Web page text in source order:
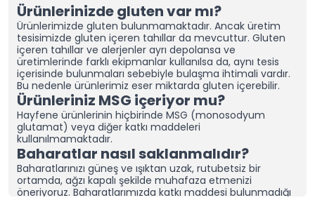
Ürünlerinizde gluten var mı?
Ürünlerimizde gluten bulunmamaktadır. Ancak üretim
tesisimizde gluten içeren tahıllar da mevcuttur. Gluten
içeren tahıllar ve alerjenler ayrı depolansa ve
üretimlerinde farklı ekipmanlar kullanılsa da, aynı tesis
içerisinde bulunmaları sebebiyle bulaşma ihtimali vardır.
Bu nedenle ürünlerimiz eser miktarda gluten içerebilir.
Ürünleriniz MSG içeriyor mu?
Hayfene ürünlerinin hiçbirinde MSG (monosodyum
glutamat) veya diğer katkı maddeleri
kullanılmamaktadır.
Baharatlar nasıl saklanmalıdır?
Baharatlarınızı güneş ve ışıktan uzak, rutubetsiz bir
ortamda, ağzı kapalı şekilde muhafaza etmenizi
öneriyoruz. Baharatlarımızda katkı maddesi bulunmadığı